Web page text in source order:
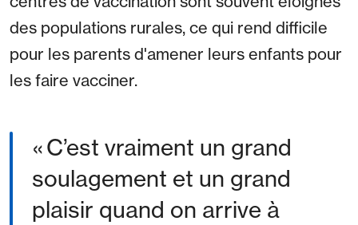
des populations rurales, ce qui rend difficile
pour les parents d'amener leurs enfants pour
les faire vacciner.
« C’est vraiment un grand
soulagement et un grand
plaisir quand on arrive à